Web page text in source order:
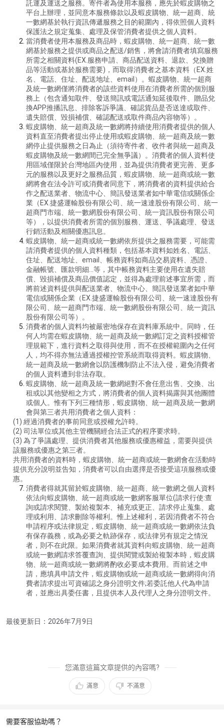
託運及運送之服務。寄件者為使用本服務，應先於蝦皮購物之
平台上辦理，並同意本服務條款以及蝦皮購物、統一超商、統
一數網基於執行資訊傳遞服務之目的範圍內，得依照個人資料
保護法之規定蒐集、處理及保管消費者提供之個人資料。
當消費者使用本服務及商品時，蝦皮購物、統一超商、統一數
網基於服務之提供或商品之配送/銷售，將會請消費者填寫服務
所需之相關資料(EX.服務申請、商品配送資料、退款、兌換贈
品等活動或基於服務需要)，而取得消費者之基本資料（EX.姓
名、電話、住址、配送地址、email）。蝦皮購物、統一超商
及統一數網僅將消費者的該些資料使用在消費者所需的個別服
務上（包含通知取件、發送簡訊或電話通知延後取件、贈品兌
換APP推播訊息、排除客訴爭議、確認貨品是否送達或取件、
遺失賠償、毀損補償、確認配送或取件商品內容物等）。
蝦皮購物、統一超商及統一數網將持續使用消費者提供的個人
資料直至消費者提出停止使用或蝦皮購物、統一超商及統一數
網停止提供服務之日為止（須待寄件者、收件者與統一超商及
蝦皮購物及統一數網間已完全無爭議）。消費者的個人資料使
用區域僅限於台灣地區內使用，並為提供消費者更完善、更多
元的服務以及更好之服務品質，蝦皮購物、統一超商或統一數
網將會在法令許可或消費者同意下，將消費者的資料提供給合
作之配送業者、物流中心、簡訊發送業者如中華電信或關係企
業（EX.捷盛運輸股份有限公司、統一速達股份有限公司、統一
超商門市端、統一數網股份有限公司、統一資訊股份有限公司
等），以提供消費者所需的個別服務、運送、爭議處理、發送
行銷活動及相關優惠訊息。
蝦皮購物、統一超商或統一數網依所提供之服務需要，可能需
請消費者提供的個人資料種類，包括基本資料如姓名、電話、
住址、配送地址、email、帳務資料如商品交易資料、憑證、
金融帳號、匯款明細…等，其中帳務資料主要使用在遺失賠
償、毀損補償及商品價值認定，並得為處理前述事宜所需，而
將前述資料提供與配送業者、物流中心、簡訊發送業者如中華
電信或關係企業（EX.捷盛運輸股份有限公司、統一速達股份有
限公司、統一超商門市端、統一數網股份有限公司、統一資訊
股份有限公司等）。
消費者的個人資料均被嚴密地保存在資料庫系統中。同時，任
何人均需在蝦皮購物、統一超商及統一數網訂定之資料授權管
理規範下，進行資料之取得與使用，而不在授權範圍內之任何
人，均不得亦無法通過授權控管系統而取得資料。蝦皮購物、
統一超商及統一數網會以防護機制防止不法入侵，避免消費者
的個人資料遭到非法存取。
蝦皮購物、統一超商及統一數網絕對不會任意出售、交換、出
租或以其他變相之方式，將消費者的個人資料揭露與其他團體
或個人。惟有下列三種情形，蝦皮購物、統一超商及統一數網
會與第三者共用消費者之個人資料：
(1) 經過消費者的事前同意或授權允許時。
(2) 司法單位或其他主管機關經合法正式的程序要求時。
(3) 為了爭議處理、提供消費者其他服務或優惠權益，需要與提供
該服務或優惠之第三者。
共用消費者的資料時，蝦皮購物、統一超商或統一數網會在活動時
提供充分說明並告知，消費者可以自由選擇是否接受這項服務或優
惠。
消費者得就其留於蝦皮購物、統一超商、統一數網之個人資料
依法向蝦皮購物、統一超商或統一數網客服單位(請求行使:查
詢或請求閱覽、製給複製本、補充或更正、請求停止蒐集、處
理或利用、請求刪除等權利。惟上述權利，若因消費者不符合
申請程序或法律規定，蝦皮購物、統一超商或統一數網依法負
有保存義務，或為必要之軌跡保存，或法律另有規定之情況
者，則不在此限。如果消費者就其資料向蝦皮購物、統一超商
或統一數網請求答覆查詢、提供閱覽或製給複製本時，蝦皮購
物、統一超商或統一數網將酌收必要成本費用。而前述之申
請，應填具申請文件，蝦皮購物或統一超商或統一數網得向消
費者請求提出可資確認之身分證明文件;若委託他人代為申請
者，並應出具委任書，且提供本人及代理人之身分證明文件。
最後更新日：2026年7月9日
您滿意這篇文章提供的內容嗎?
滿意 不滿意
需要客服協助嗎？